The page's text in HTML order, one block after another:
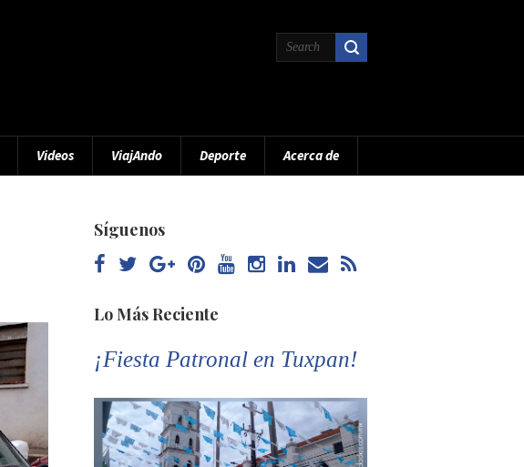
Videos ViajAndo Deporte Acerca de
Síguenos
Lo Más Reciente
¡Fiesta Patronal en Tuxpan!